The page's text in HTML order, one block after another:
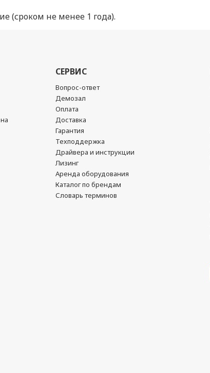
(сроком не менее 1 года).
СЕРВИС
Вопрос-ответ
Демозал
Оплата
Доставка
Гарантия
Техподдержка
Драйвера и инструкции
Лизинг
Аренда оборудования
Каталог по брендам
Словарь терминов